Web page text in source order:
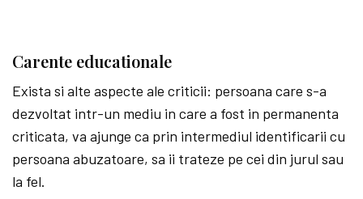
Carente educationale
Exista si alte aspecte ale criticii: persoana care s-a
dezvoltat intr-un mediu in care a fost in permanenta
criticata, va ajunge ca prin intermediul identificarii cu
persoana abuzatoare, sa ii trateze pe cei din jurul sau
la fel.